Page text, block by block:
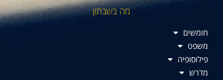
מה בשבתון
חומשים
משפט
פילוסופיה
מדרש